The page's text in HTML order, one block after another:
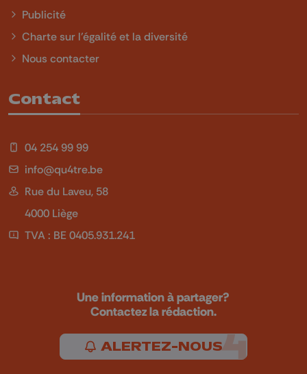
Publicité
Charte sur l'égalité et la diversité
Nous contacter
Contact
04 254 99 99
info@qu4tre.be
Rue du Laveu, 58
4000 Liège
TVA : BE 0405.931.241
Une information à partager?
Contactez la rédaction.
ALERTEZ-NOUS